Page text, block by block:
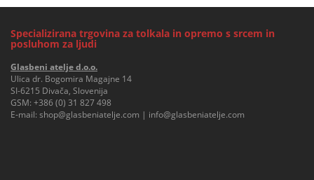
Specializirana trgovina za tolkala in opremo s srcem in
posluhom za ljudi
Glasbeni atelje d.o.o.
Ulica dr. Bogomira Magajne 14
SI-6215 Divača, Slovenija
GSM: +386 (0) 31 827 498
E-mail: shop@glasbeniatelje.com | info@glasbeniatelje.com